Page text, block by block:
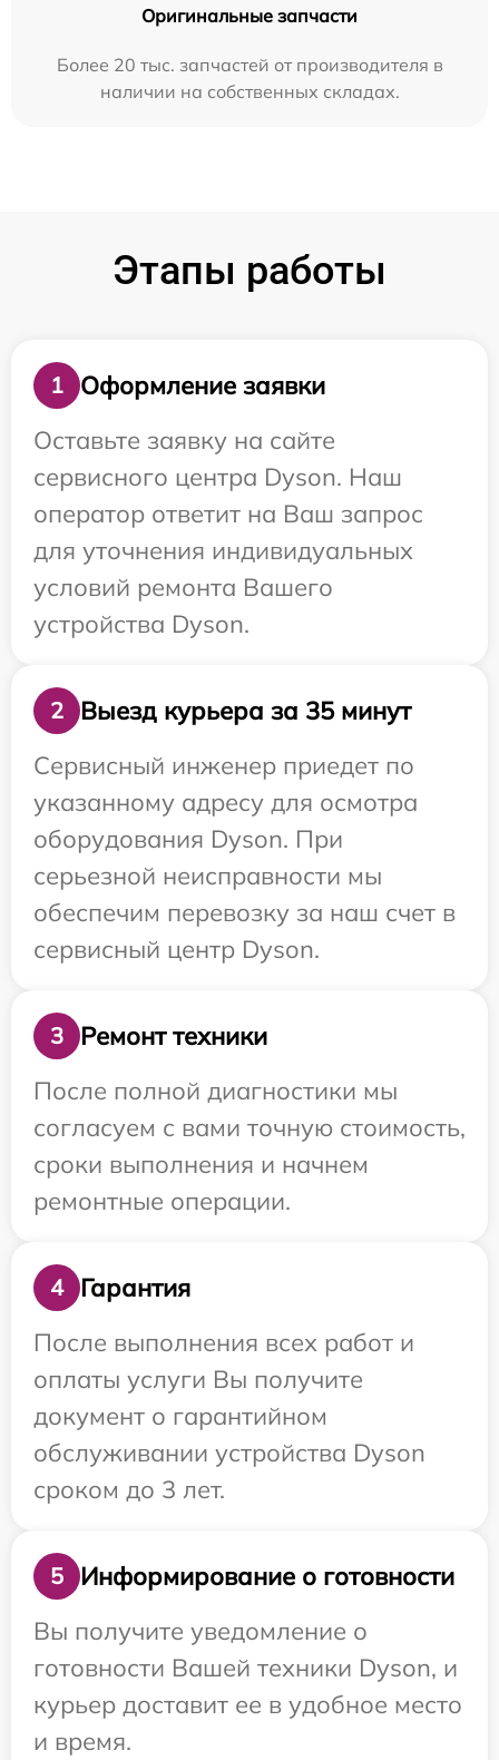
Оригинальные запчасти
Более 20 тыс. запчастей от производителя в
наличии на собственных складах.
Этапы работы
1
Оформление заявки
Оставьте заявку на сайте
сервисного центра Dyson. Наш
оператор ответит на Ваш запрос
для уточнения индивидуальных
условий ремонта Вашего
устройства Dyson.
2
Выезд курьера за 35 минут
Сервисный инженер приедет по
указанному адресу для осмотра
оборудования Dyson. При
серьезной неисправности мы
обеспечим перевозку за наш счет в
сервисный центр Dyson.
3
Ремонт техники
После полной диагностики мы
согласуем с вами точную стоимость,
сроки выполнения и начнем
ремонтные операции.
4
Гарантия
После выполнения всех работ и
оплаты услуги Вы получите
документ о гарантийном
обслуживании устройства Dyson
сроком до 3 лет.
5
Информирование о готовности
Вы получите уведомление о
готовности Вашей техники Dyson, и
курьер доставит ее в удобное место
и время.